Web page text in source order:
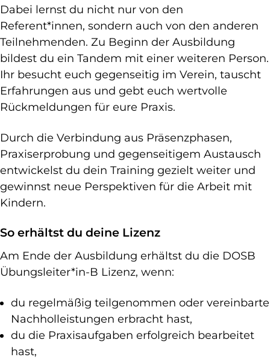
Dabei lernst du nicht nur von den
Referent*innen, sondern auch von den anderen
Teilnehmenden. Zu Beginn der Ausbildung
bildest du ein Tandem mit einer weiteren Person.
Ihr besucht euch gegenseitig im Verein, tauscht
Erfahrungen aus und gebt euch wertvolle
Rückmeldungen für eure Praxis.
Durch die Verbindung aus Präsenzphasen,
Praxiserprobung und gegenseitigem Austausch
entwickelst du dein Training gezielt weiter und
gewinnst neue Perspektiven für die Arbeit mit
Kindern.
So erhältst du deine Lizenz
Am Ende der Ausbildung erhältst du die DOSB
Übungsleiter*in-B Lizenz, wenn:
du regelmäßig teilgenommen oder vereinbarte
Nachholleistungen erbracht hast,
du die Praxisaufgaben erfolgreich bearbeitet
hast,